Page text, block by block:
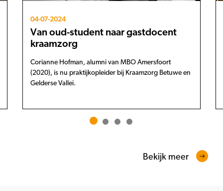
04-07-2024
Van oud-student naar gastdocent
kraamzorg
Corianne Hofman, alumni van MBO Amersfoort
(2020), is nu praktijkopleider bij Kraamzorg Betuwe en
Gelderse Vallei.
Bekijk meer